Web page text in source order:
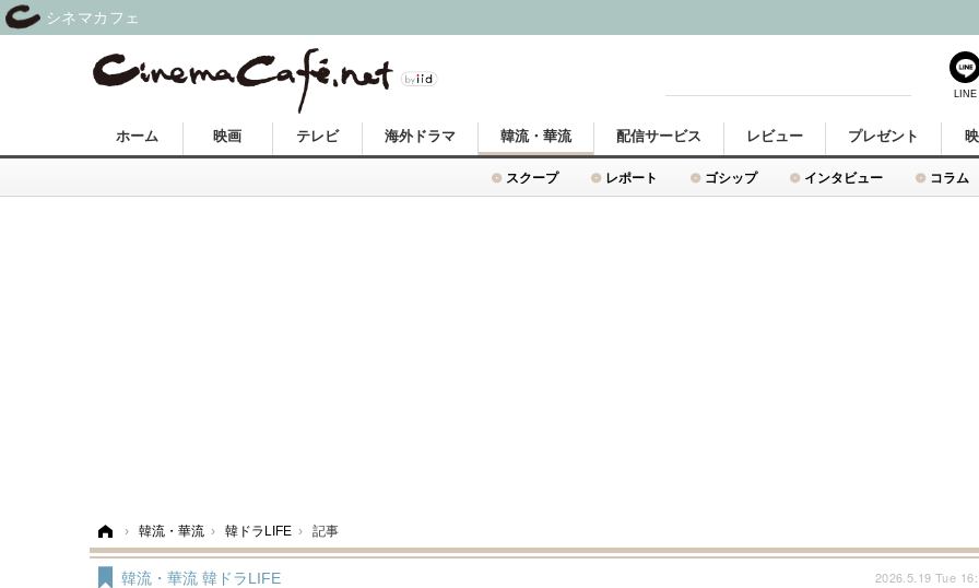
ホーム 映画 テレビ 海外ドラマ 韓流・華流
スクープ レポート ゴシップ インタビュー コラム
配信サービス レビュー プレゼント
› 韓流・華流 › 韓ドラLIFE › 記事
韓流・華流 韓ドラLIFE 2026.5.19 Tue
LINE
シネマカフェ